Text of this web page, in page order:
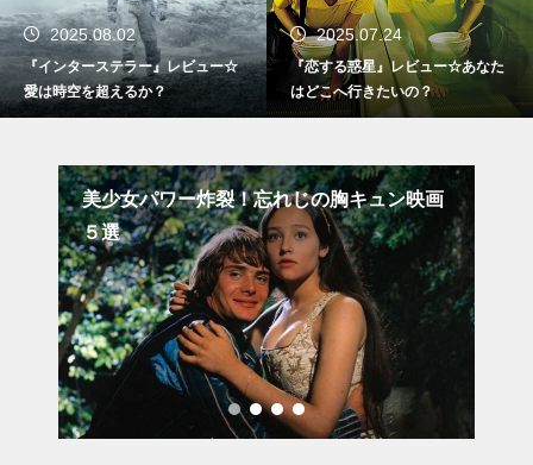
2025.08.02
『インターステラー』レビュー☆
愛は時空を超えるか？
2025.07.24
『恋する惑星』レビュー☆あなた
はどこへ行きたいの？
美少女パワー炸裂！忘れじの胸キュン映画
５選